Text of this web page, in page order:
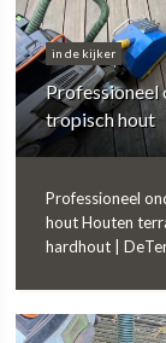
in de kijker
Professioneel
tropisch hout
Professioneel
hout Houten
hardhout |